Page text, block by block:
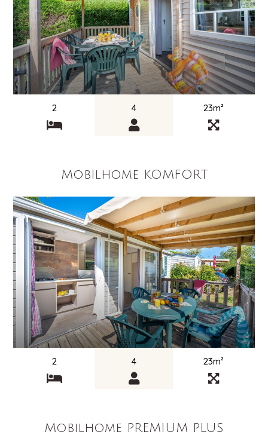
2 4 23m²
Mobilhome KOMFORT
2 4 23m²
Mobilhome PREMIUM PLUS